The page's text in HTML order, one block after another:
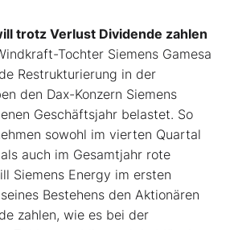
trotz Verlust Dividende zahlen
Tochter Siemens Gamesa
Restrukturierung in der
den Dax-Konzern Siemens
Geschäftsjahr belastet. So
sowohl im vierten Quartal
auch im Gesamtjahr rote
Siemens Energy im ersten
Bestehens den Aktionären
zahlen, wie es bei der